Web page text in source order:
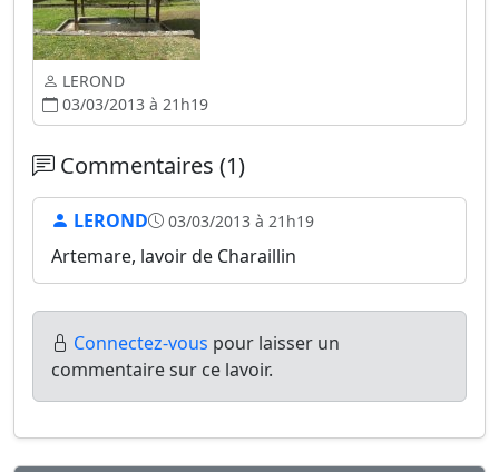
LEROND
03/03/2013 à 21h19
Commentaires (1)
LEROND 03/03/2013 à 21h19
Artemare, lavoir de Charaillin
Connectez-vous pour laisser un
commentaire sur ce lavoir.